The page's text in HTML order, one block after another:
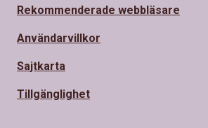
Rekommenderade webbläsare
Användarvillkor
Sajtkarta
Tillgänglighet